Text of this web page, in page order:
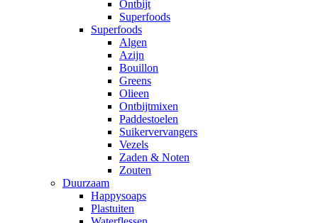
Ontbijt
Superfoods
Superfoods
Algen
Azijn
Bouillon
Greens
Olieen
Ontbijtmixen
Paddestoelen
Suikervervangers
Vezels
Zaden & Noten
Zouten
Duurzaam
Happysoaps
Plastuiten